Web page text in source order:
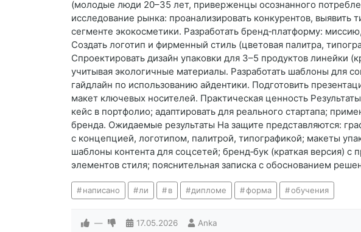
(молодые люди 20–35 лет, приверженцы осознанного
исследование рынка: проанализировать конкурентов, выявить
сегменте экокосметики. Разработать бренд‑платформу:
Создать логотип и фирменный стиль (цветовая палитра,
Спроектировать дизайн упаковки для 3–5 продуктов линейки
учитывая экологичные материалы. Разработать шаблоны для
гайдлайн по использованию айдентики. Подготовить
макет ключевых носителей. Практическая ценность
кейс в портфолио; адаптировать для реального стартапа;
бренда. Ожидаемые результаты На защите представляются:
с концепцией, логотипом, палитрой, типографикой; макеты
шаблоны контента для соцсетей; бренд‑бук (краткая версия) с
элементов стиля; пояснительная записка с обоснованием
написано ли в дипломе форма обучения
— 17.05.2026 Anka